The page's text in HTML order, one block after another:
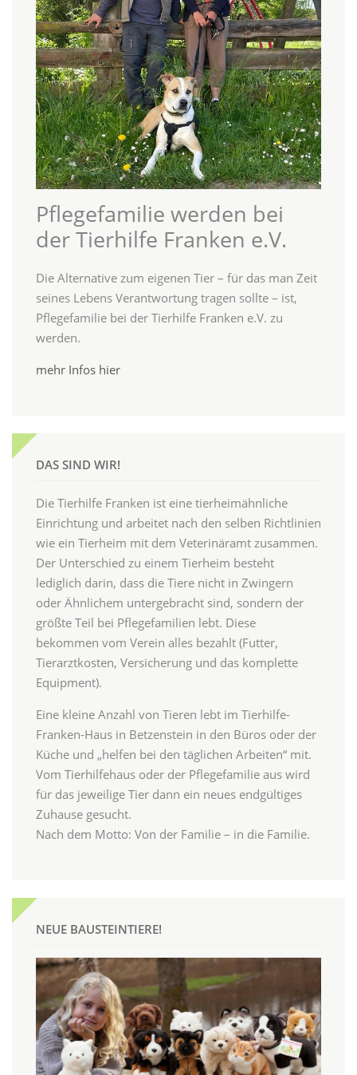
Pflegefamilie werden bei
der Tierhilfe Franken e.V.
Die Alternative zum eigenen Tier – für das man Zeit
seines Lebens Verantwortung tragen sollte – ist,
Pflegefamilie bei der Tierhilfe Franken e.V. zu
werden.
mehr Infos hier
DAS SIND WIR!
Die Tierhilfe Franken ist eine tierheimähnliche
Einrichtung und arbeitet nach den selben Richtlinien
wie ein Tierheim mit dem Veterinäramt zusammen.
Der Unterschied zu einem Tierheim besteht
lediglich darin, dass die Tiere nicht in Zwingern
oder Ähnlichem untergebracht sind, sondern der
größte Teil bei Pflegefamilien lebt. Diese
bekommen vom Verein alles bezahlt (Futter,
Tierarztkosten, Versicherung und das komplette
Equipment).
Eine kleine Anzahl von Tieren lebt im Tierhilfe-
Franken-Haus in Betzenstein in den Büros oder der
Küche und „helfen bei den täglichen Arbeiten“ mit.
Vom Tierhilfehaus oder der Pflegefamilie aus wird
für das jeweilige Tier dann ein neues endgültiges
Zuhause gesucht.
Nach dem Motto: Von der Familie – in die Familie.
NEUE BAUSTEINTIERE!